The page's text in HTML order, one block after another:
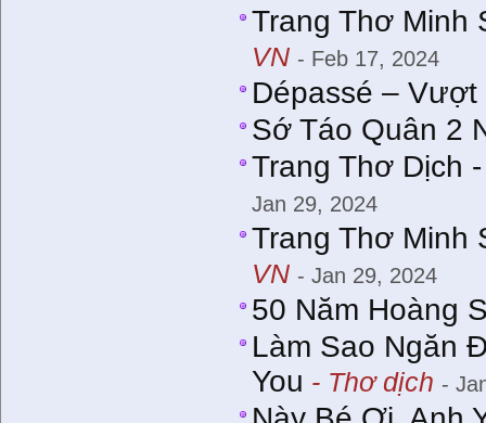
Trang Thơ Minh
VN - Feb 17, 2024
Dépassé – Vượt
Sớ Táo Quân 2
Trang Thơ Dịch
Jan 29, 2024
Trang Thơ Minh
VN - Jan 29, 2024
50 Năm Hoàng
Làm Sao Ngăn
You - Thơ dịch -